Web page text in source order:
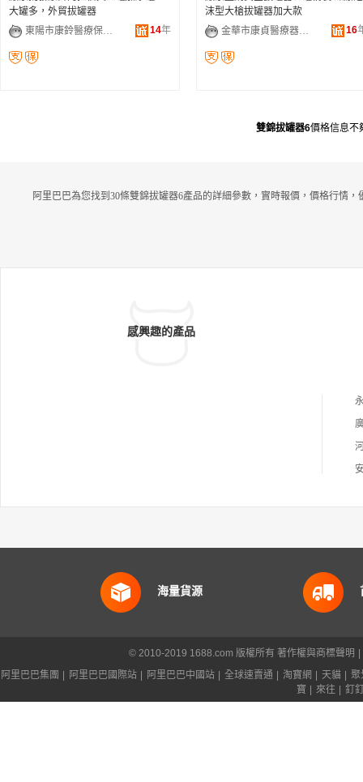
大罐多，外貿拔罐器
東陽市康鈴醫療保健器材廠
14年
沫型大槍拔罐器加大款
金華市康貞醫療器械有限公司
16
雙錦拔罐器6價格信息不
阿里巴巴為您找到30條雙錦拔罐器6產品的詳細參數，實時報價，價格行情，
感興趣的產品
海量貨源
© 2010-2019 1688.com 版權所有 著作權與商標聲明
阿里巴巴集團
阿里巴巴國際站 阿里巴巴中國站 全球速賣通 淘寶網 天貓
聚
寶
來往 釘